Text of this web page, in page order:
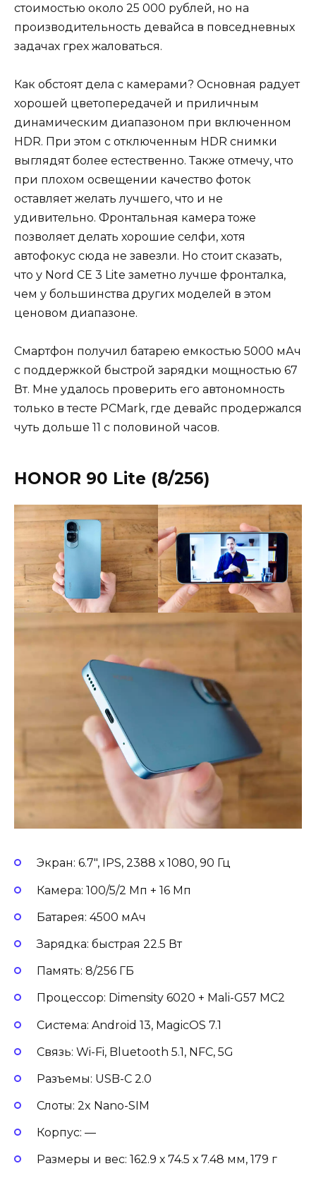
стоимостью около 25 000 рублей, но на
производительность девайса в повседневных
задачах грех жаловаться.
Как обстоят дела с камерами? Основная радует
хорошей цветопередачей и приличным
динамическим диапазоном при включенном
HDR. При этом с отключенным HDR снимки
выглядят более естественно. Также отмечу, что
при плохом освещении качество фоток
оставляет желать лучшего, что и не
удивительно. Фронтальная камера тоже
позволяет делать хорошие селфи, хотя
автофокус сюда не завезли. Но стоит сказать,
что у Nord CE 3 Lite заметно лучше фронталка,
чем у большинства других моделей в этом
ценовом диапазоне.
Смартфон получил батарею емкостью 5000 мАч
с поддержкой быстрой зарядки мощностью 67
Вт. Мне удалось проверить его автономность
только в тесте PCMark, где девайс продержался
чуть дольше 11 с половиной часов.
HONOR 90 Lite (8/256)
Экран: 6.7″, IPS, 2388 х 1080, 90 Гц
Камера: 100/5/2 Мп + 16 Мп
Батарея: 4500 мАч
Зарядка: быстрая 22.5 Вт
Память: 8/256 ГБ
Процессор: Dimensity 6020 + Mali-G57 MC2
Система: Android 13, MagicOS 7.1
Связь: Wi-Fi, Bluetooth 5.1, NFC, 5G
Разъемы: USB-C 2.0
Слоты: 2x Nano-SIM
Корпус: —
Размеры и вес: 162.9 х 74.5 х 7.48 мм, 179 г